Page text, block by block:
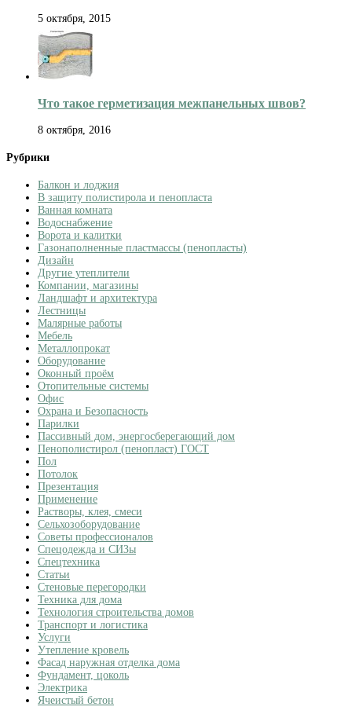
5 октября, 2015
Что такое герметизация межпанельных швов?
8 октября, 2016
Рубрики
Балкон и лоджия
В защиту полистирола и пенопласта
Ванная комната
Водоснабжение
Ворота и калитки
Газонаполненные пластмассы (пенопласты)
Дизайн
Другие утеплители
Компании, магазины
Ландшафт и архитектура
Лестницы
Малярные работы
Мебель
Металлопрокат
Оборудование
Оконный проём
Отопительные системы
Офис
Охрана и Безопасность
Парилки
Пассивный дом, энергосберегающий дом
Пенополистирол (пенопласт) ГОСТ
Пол
Потолок
Презентация
Применение
Растворы, клея, смеси
Сельхозоборудование
Советы профессионалов
Спецодежда и СИЗы
Спецтехника
Статьи
Стеновые перегородки
Техника для дома
Технология строительства домов
Транспорт и логистика
Услуги
Утепление кровель
Фасад наружная отделка дома
Фундамент, цоколь
Электрика
Ячеистый бетон